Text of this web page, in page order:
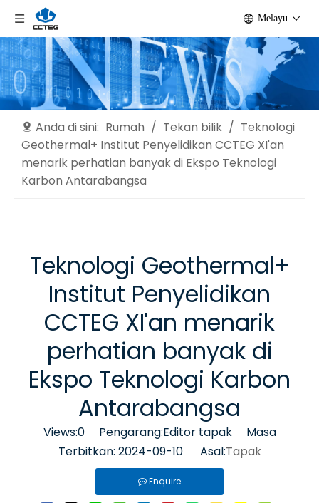
Melayu
Anda di sini: Rumah / Tekan bilik / Teknologi
Geothermal+ Institut Penyelidikan CCTEG XI'an
menarik perhatian banyak di Ekspo Teknologi
Karbon Antarabangsa
Teknologi Geothermal+
Institut Penyelidikan
CCTEG XI'an menarik
perhatian banyak di
Ekspo Teknologi Karbon
Antarabangsa
Views:0Pengarang:Editor tapak Masa
Terbitkan: 2024-09-10 Asal:Tapak
Enquire